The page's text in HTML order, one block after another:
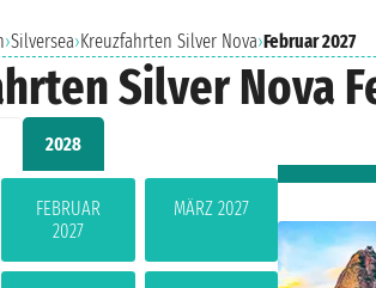
›Silversea›Kreuzfahrten Silver Nova›Februar 2027
Silver Nova
2028
FEBRUAR
2027
MÄRZ 2027